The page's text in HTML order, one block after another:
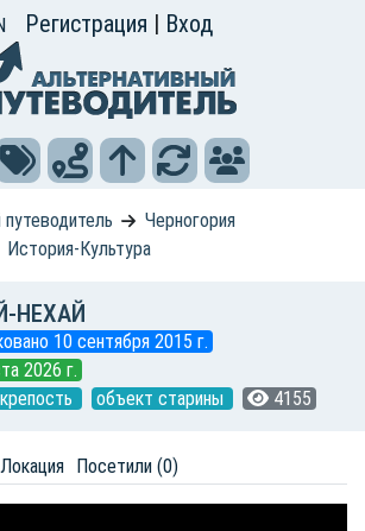
Регистрация | Вход
Черногория
История-Культура
НЕХАЙ
10 сентября 2015 г.
2026 г.
крепость объект старины 4155
Локация Посетили (0)